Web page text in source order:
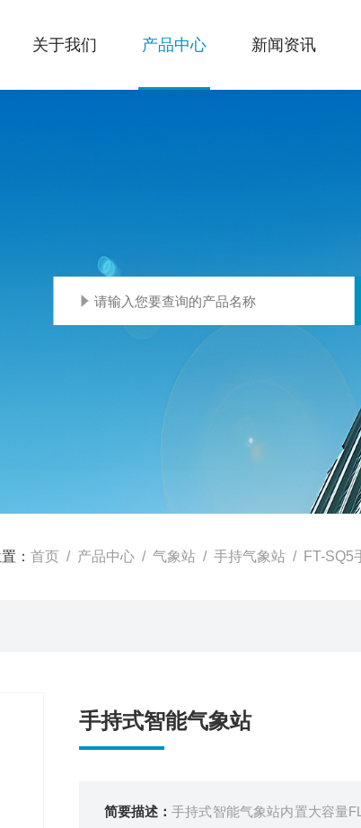
关于我们 产品中心 新闻资讯
： 首页 / 产品中心 / 气象站 / 手持气象站 / FT-SQ5
手持式智能气象站
简要描述： 手持式智能气象站内置大容量